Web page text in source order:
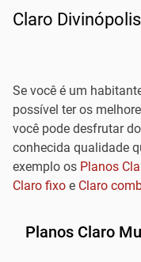
Claro Divinópolis
Se você é um
possível ter os
você pode desfrutar
conhecida qualidade
exemplo os Planos
Claro fixo e Claro
Planos Claro